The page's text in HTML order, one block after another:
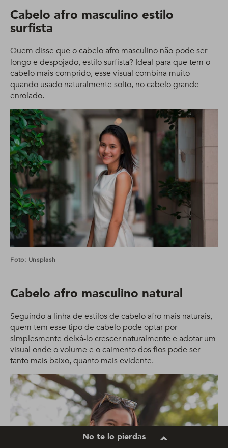
Cabelo afro masculino estilo
surfista
Quem disse que o cabelo afro masculino não pode ser
longo e despojado, estilo surfista? Ideal para que tem o
cabelo mais comprido, esse visual combina muito
quando usado naturalmente solto, no cabelo grande
enrolado.
Foto: Unsplash
Cabelo afro masculino natural
Seguindo a linha de estilos de cabelo afro mais naturais,
quem tem esse tipo de cabelo pode optar por
simplesmente deixá-lo crescer naturalmente e adotar um
visual onde o volume e o caimento dos fios pode ser
tanto mais baixo, quanto mais evidente.
No te lo pierdas